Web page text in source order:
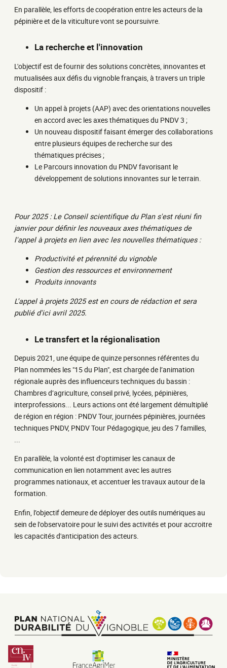
En parallèle, les efforts de coopération entre les acteurs de la
pépinière et de la viticulture vont se poursuivre.
La recherche et l'innovation
L'objectif est de fournir des solutions concrètes, innovantes et
mutualisées aux défis du vignoble français, à travers un triple
dispositif :
Un appel à projets (AAP) avec des orientations nouvelles
en accord avec les axes thématiques du PNDV 3 ;
Un nouveau dispositif faisant émerger des collaborations
entre plusieurs équipes de recherche sur des
thématiques précises ;
Le Parcours innovation du PNDV favorisant le
développement de solutions innovantes sur le terrain.
Pour 2025 : Le Conseil scientifique du Plan s'est réuni fin
janvier pour définir les nouveaux axes thématiques de
l'appel à projets en lien avec les nouvelles thématiques :
Productivité et pérennité du vignoble
Gestion des ressources et environnement
Produits innovants
L'appel à projets 2025 est en cours de rédaction et sera
publié d'ici avril 2025.
Le transfert et la régionalisation
Depuis 2021, une équipe de quinze personnes référentes du
Plan nommées les "15 du Plan", est chargée de l’animation
régionale auprès des influenceurs techniques du bassin :
Chambres d’agriculture, conseil privé, lycées, pépinières,
interprofessions... Leurs actions ont été largement démultiplié
de région en région : PNDV Tour, journées pépinières, journées
techniques PNDV, PNDV Tour Pédagogique, jeu des 7 familles,
...
En parallèle, la volonté est d'optimiser les canaux de
communication en lien notamment avec les autres
programmes nationaux, et accentuer les travaux autour de la
formation.
Enfin, l’objectif demeure de déployer des outils numériques au
sein de l'observatoire pour le suivi des activités et pour accroitre
les capacités d'anticipation des acteurs.